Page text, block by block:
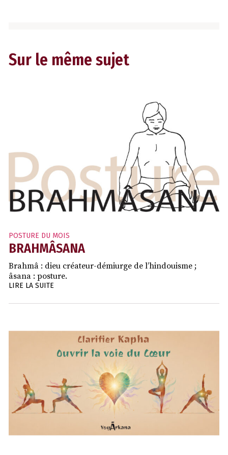
Sur le même sujet
POSTURE DU MOIS
BRAHMÂSANA
Brahmâ : dieu créateur-démiurge de l’hindouisme ;
âsana : posture.
LIRE LA SUITE